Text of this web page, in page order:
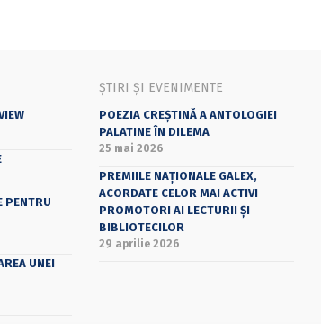
PENTRU
UNEI
ȘTIRI ȘI EVENIMENTE
POEZIA CREȘTINĂ A ANTOLOGIEI
PALATINE ÎN DILEMA
25 mai 2026
PREMIILE NAȚIONALE GALEX,
ACORDATE CELOR MAI ACTIVI
PROMOTORI AI LECTURII ȘI
BIBLIOTECILOR
29 aprilie 2026